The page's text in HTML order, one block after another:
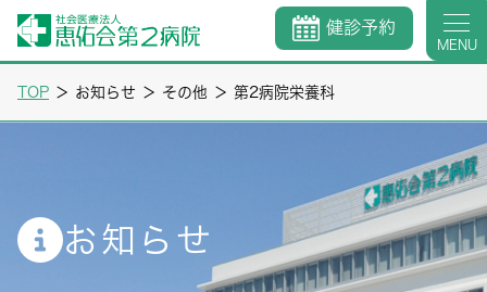
健診予約
MENU
TOP ＞ お知らせ ＞ その他 ＞ 第2病院栄養科
お知らせ